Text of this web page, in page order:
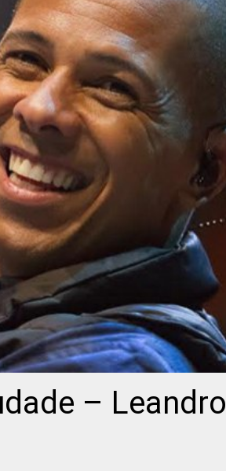
– Leandro